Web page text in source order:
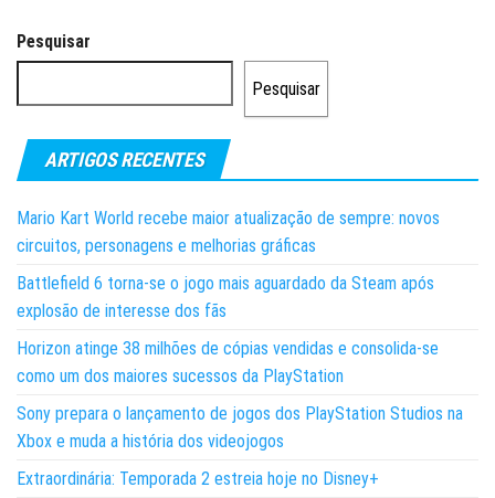
Pesquisar
Pesquisar
ARTIGOS RECENTES
Mario Kart World recebe maior atualização de sempre: novos
circuitos, personagens e melhorias gráficas
Battlefield 6 torna-se o jogo mais aguardado da Steam após
explosão de interesse dos fãs
Horizon atinge 38 milhões de cópias vendidas e consolida-se
como um dos maiores sucessos da PlayStation
Sony prepara o lançamento de jogos dos PlayStation Studios na
Xbox e muda a história dos videojogos
Extraordinária: Temporada 2 estreia hoje no Disney+